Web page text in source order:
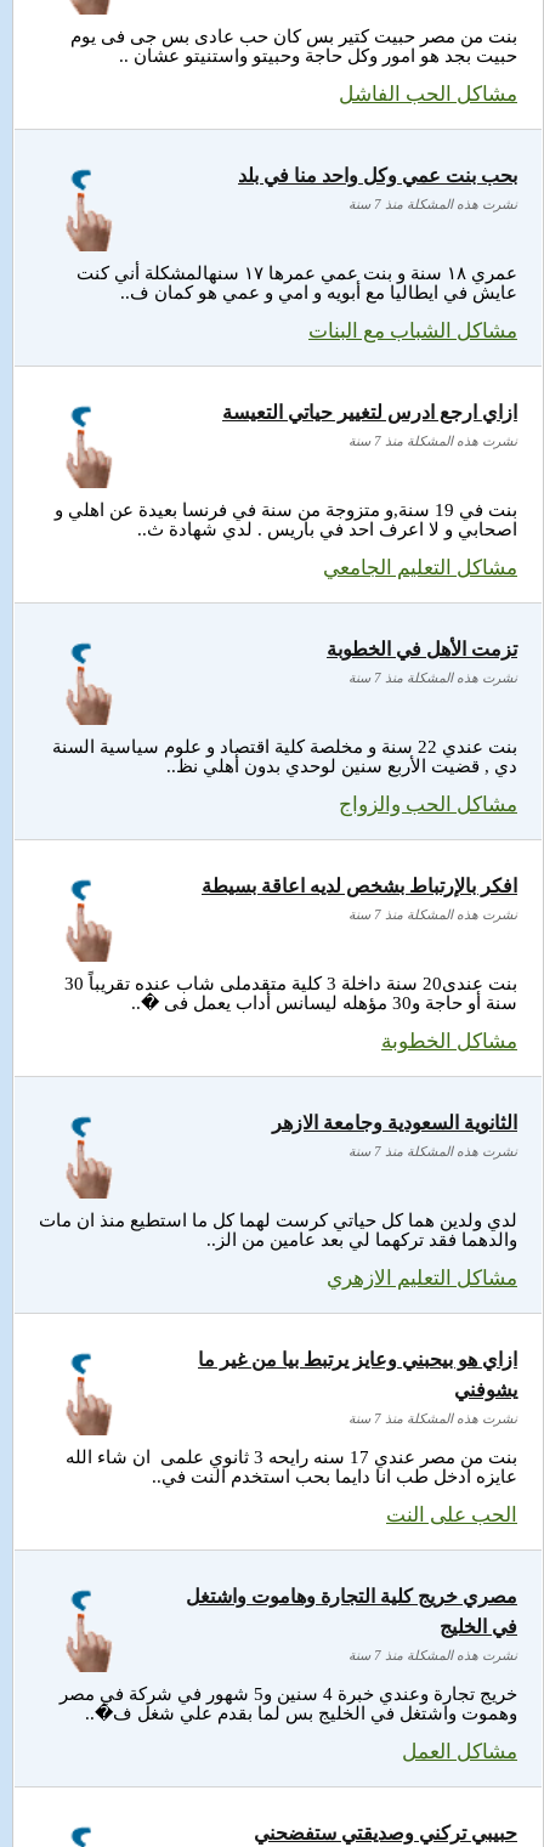
بنت من مصر حبيت كتير بس كان حب عادى بس جى فى يوم
حبيت بجد هو امور وكل حاجة وحبيتو واستنيتو عشان ..
مشاكل الحب الفاشل
عمري ١٨ سنة و بنت عمي عمرها ١٧ سنهالمشكلة أني كنت
عايش في ايطاليا مع أبويه و امي و عمي هو كمان ف..
مشاكل الشباب مع البنات
بحب بنت عمي وكل واحد منا في بلد
نشرت هذه المشكلة منذ 7 سنة
بنت في 19 سنة,و متزوجة من سنة في فرنسا بعيدة عن اهلي و
اصحابي و لا اعرف احد في باريس . لدي شهادة ث..
مشاكل التعليم الجامعي
ازاي ارجع ادرس لتغيير حياتي التعيسة
نشرت هذه المشكلة منذ 7 سنة
بنت عندي 22 سنة و مخلصة كلية اقتصاد و علوم سياسية السنة
دي , قضيت الأربع سنين لوحدي بدون أهلي نظ..
مشاكل الحب والزواج
تزمت الأهل في الخطوبة
نشرت هذه المشكلة منذ 7 سنة
بنت عندى20 سنة داخلة 3 كلية متقدملى شاب عنده تقريباً 30
سنة أو حاجة و30 مؤهله ليسانس أداب يعمل فى �..
مشاكل الخطوبة
افكر بالإرتباط بشخص لديه اعاقة بسيطة
نشرت هذه المشكلة منذ 7 سنة
لدي ولدين هما كل حياتي كرست لهما كل ما استطيع منذ ان مات
والدهما فقد تركهما لي بعد عامين من الز..
مشاكل التعليم الازهري
الثانوية السعودية وجامعة الازهر
نشرت هذه المشكلة منذ 7 سنة
بنت من مصر عندي 17 سنه رايحه 3 ثانوي علمى ان شاء الله
عايزه ادخل طب انا دايما بحب استخدم النت في..
الحب على النت
ازاي هو بيحبني وعايز يرتبط بيا من غير ما
يشوفني
نشرت هذه المشكلة منذ 7 سنة
خريج تجارة وعندي خبرة 4 سنين و5 شهور في شركة في مصر
وهموت واشتغل في الخليج بس لما بقدم علي شغل ف�..
مشاكل العمل
مصري خريج كلية التجارة وهاموت واشتغل
في الخليج
نشرت هذه المشكلة منذ 7 سنة
حبيبي تركني وصديقتي ستفضحني